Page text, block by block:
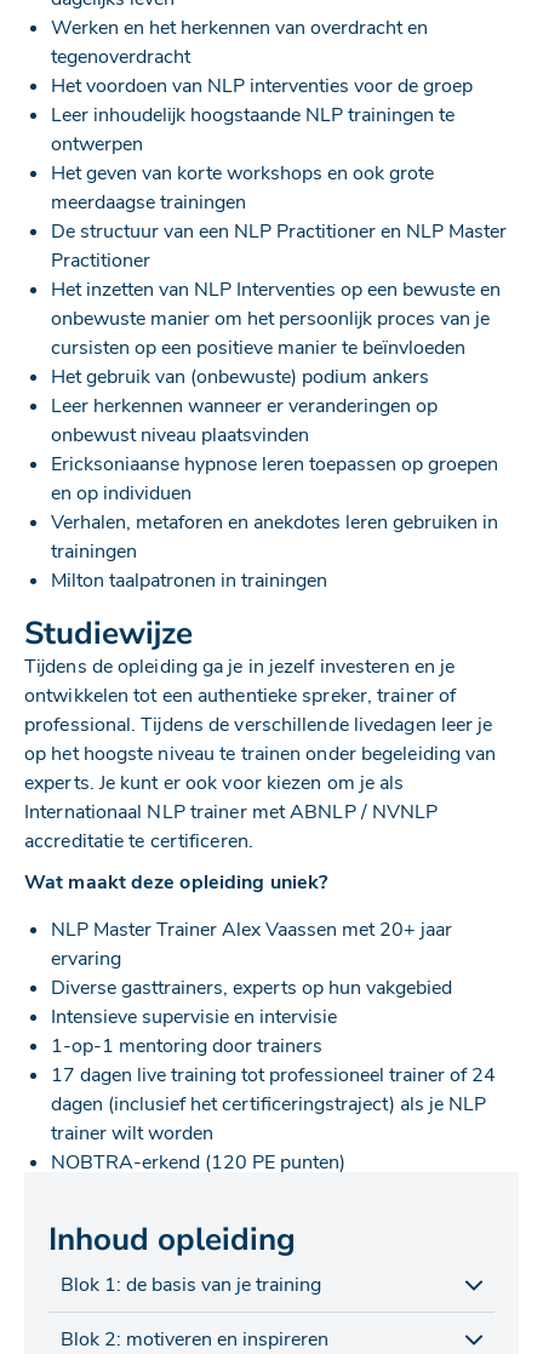
Werken en het herkennen van overdracht en
tegenoverdracht
Het voordoen van NLP interventies voor de groep
Leer inhoudelijk hoogstaande NLP trainingen te
ontwerpen
Het geven van korte workshops en ook grote
meerdaagse trainingen
De structuur van een NLP Practitioner en NLP Master
Practitioner
Het inzetten van NLP Interventies op een bewuste en
onbewuste manier om het persoonlijk proces van je
cursisten op een positieve manier te beïnvloeden
Het gebruik van (onbewuste) podium ankers
Leer herkennen wanneer er veranderingen op
onbewust niveau plaatsvinden
Ericksoniaanse hypnose leren toepassen op groepen
en op individuen
Verhalen, metaforen en anekdotes leren gebruiken in
trainingen
Milton taalpatronen in trainingen
Studiewijze
Tijdens de opleiding ga je in jezelf investeren en je
ontwikkelen tot een authentieke spreker, trainer of
professional. Tijdens de verschillende livedagen leer je
op het hoogste niveau te trainen onder begeleiding van
experts. Je kunt er ook voor kiezen om je als
Internationaal NLP trainer met ABNLP / NVNLP
accreditatie te certificeren.
Wat maakt deze opleiding uniek?
NLP Master Trainer Alex Vaassen met 20+ jaar
ervaring
Diverse gasttrainers, experts op hun vakgebied
Intensieve supervisie en intervisie
1-op-1 mentoring door trainers
17 dagen live training tot professioneel trainer of 24
dagen (inclusief het certificeringstraject) als je NLP
trainer wilt worden
NOBTRA-erkend (120 PE punten)
Inhoud opleiding
Blok 1: de basis van je training
Blok 2: motiveren en inspireren